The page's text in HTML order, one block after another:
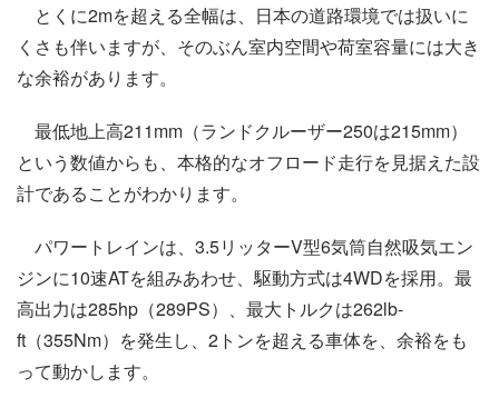
とくに2mを超える全幅は、日本の道路環境では扱いに
くさも伴いますが、そのぶん室内空間や荷室容量には大き
な余裕があります。
最低地上高211mm（ランドクルーザー250は215mm）
という数値からも、本格的なオフロード走行を見据えた設
計であることがわかります。
パワートレインは、3.5リッターV型6気筒自然吸気エン
ジンに10速ATを組みあわせ、駆動方式は4WDを採用。最
高出力は285hp（289PS）、最大トルクは262lb-
ft（355Nm）を発生し、2トンを超える車体を、余裕をも
って動かします。